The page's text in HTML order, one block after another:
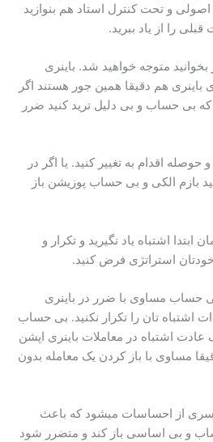
و تحت کنترل استاد هم بنوازید
را از یاد ببرید.
بخوانید متوجه خواهید شد. باینری
باینری هم دقیقا همین جور هستند اگر
که بی حساب و بی دلیل ترید کنید ضرر
حوصله اقدام به تغییر کنید. یا اگر در
بازم الکی و بی حساب پوزیشن باز
اشتباه یاد نگیرید و تکرار و
استراتژی فرض کنید.
حساب مساوی با ضرر در باینری
اشتباه تان را تکرار نکنید. بی حساب
اشتباه در معاملات باینری اپشن
مساوی با باز کردن یک معامله بدون
از احساسات میشود که باعث
و بی اساسی باز کند و متضرر شود